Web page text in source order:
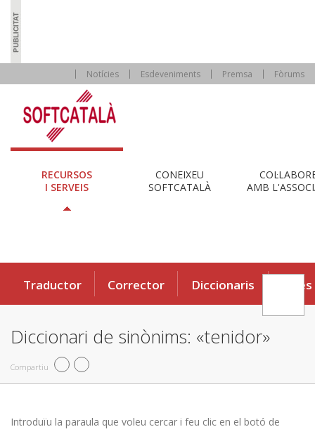
Notícies Esdeveniments Premsa Fòrums
RECURSOS
I SERVEIS
CONEIXEU
SOFTCATALÀ
AMB
Traductor Corrector Diccionaris Eines
Diccionari de sinònims: «tenidor»
Compartiu
Introduïu la paraula que voleu cercar i feu clic en el botó de